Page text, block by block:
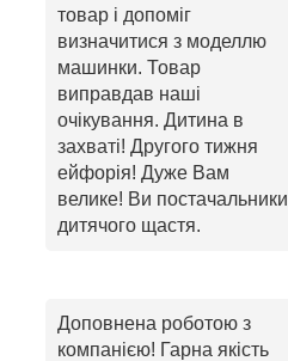
товар і допоміг
визначитися з моделлю
машинки. Товар
виправдав наші
очікування. Дитина в
захваті! Другого тижня
ейфорія! Дуже Вам
велике! Ви постачальники
дитячого щастя.
Доповнена роботою з
компанією! Гарна якість